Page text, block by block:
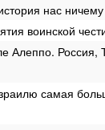
нас ничему
воинской
Алеппо. Россия,
самая